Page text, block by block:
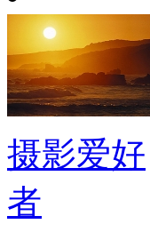
摄影爱好
者